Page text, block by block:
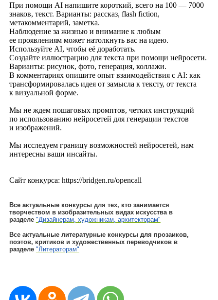
При помощи AI напишите короткий, всего на 100 — 7000
знаков, текст. Варианты: рассказ, flash fiction,
метакомментарий, заметка.
Наблюдение за жизнью и внимание к любым
ее проявлениям может натолкнуть вас на идею.
Используйте AI, чтобы её доработать.
Создайте иллюстрацию для текста при помощи нейросети.
Варианты: рисунок, фото, генерация, коллажи.
В комментариях опишите опыт взаимодействия с AI: как
трансформировалась идея от замысла к тексту, от текста
к визуальной форме.
Мы не ждем пошаговых промптов, четких инструкций
по использованию нейросетей для генерации текстов
и изображений.
Мы исследуем границу возможностей нейросетей, нам
интересны ваши инсайты.
Сайт конкурса: https://bridgen.ru/opencall
Все актуальные конкурсы для тех, кто занимается
творчеством в изобразительных видах искусства в
разделе "Дизайнерам, художникам, архитекторам"
Все актуальные литературные конкурсы для прозаиков,
поэтов, критиков и художественных переводчиков в
разделе "Литераторам"